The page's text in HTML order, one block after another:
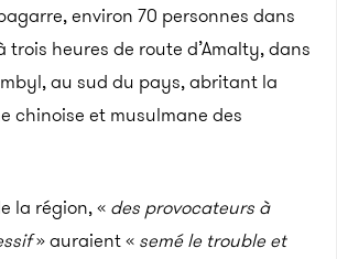
environ 70 personnes dans
trois heures de route d’Amalty, dans
au sud du pays, abritant la
chinoise et musulmane des
la région, « des provocateurs à
» auraient « semé le trouble et